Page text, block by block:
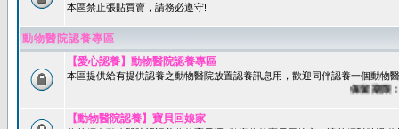
本區禁止張貼買賣，請務必遵守!!
動物醫院認養專區
【愛心認養】動物醫院認養專區
本區提供給有提供認養之動物醫院放置認養訊息用，歡迎同伴認養一個動物
保留期限：60
【動物醫院認養】寶貝回娘家